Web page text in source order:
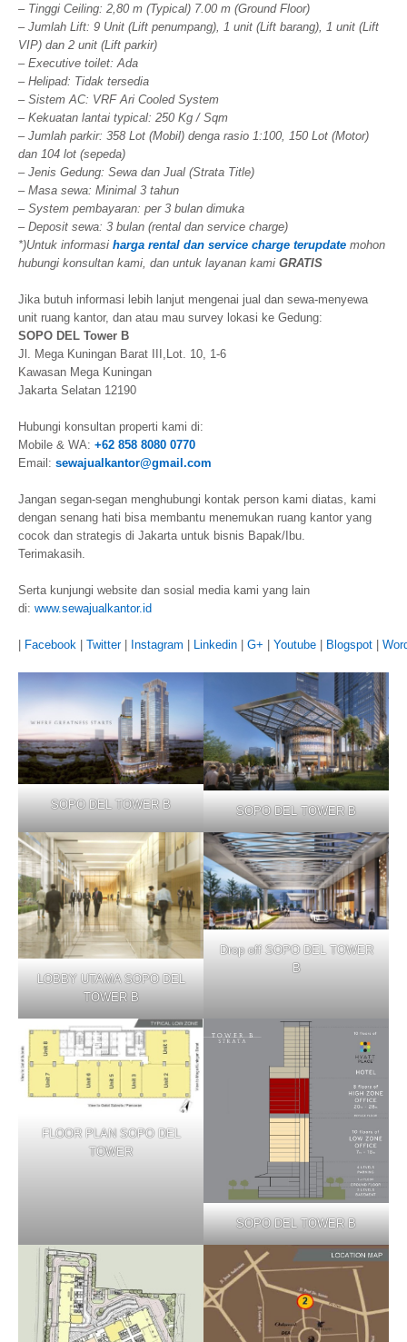
– Tinggi Ceiling: 2,80 m (Typical) 7.00 m (Ground Floor)
– Jumlah Lift: 9 Unit (Lift penumpang), 1 unit (Lift barang), 1 unit (Lift
VIP) dan 2 unit (Lift parkir)
– Executive toilet: Ada
– Helipad: Tidak tersedia
– Sistem AC: VRF Ari Cooled System
– Kekuatan lantai typical: 250 Kg / Sqm
– Jumlah parkir: 358 Lot (Mobil) denga rasio 1:100, 150 Lot (Motor)
dan 104 lot (sepeda)
– Jenis Gedung: Sewa dan Jual (Strata Title)
– Masa sewa: Minimal 3 tahun
– System pembayaran: per 3 bulan dimuka
– Deposit sewa: 3 bulan (rental dan service charge)
*)Untuk informasi harga rental dan service charge terupdate mohon
hubungi konsultan kami, dan untuk layanan kami GRATIS
Jika butuh informasi lebih lanjut mengenai jual dan sewa-menyewa
unit ruang kantor, dan atau mau survey lokasi ke Gedung:
SOPO DEL Tower B
Jl. Mega Kuningan Barat III,Lot. 10, 1-6
Kawasan Mega Kuningan
Jakarta Selatan 12190
Hubungi konsultan properti kami di:
Mobile & WA: +62 858 8080 0770
Email: sewajualkantor@gmail.com
Jangan segan-segan menghubungi kontak person kami diatas, kami
dengan senang hati bisa membantu menemukan ruang kantor yang
cocok dan strategis di Jakarta untuk bisnis Bapak/Ibu.
Terimakasih.
Serta kunjungi website dan sosial media kami yang lain
di: www.sewajualkantor.id
Facebook Twitter| Instagram Linkedin G+ Youtube Blogspot
SOPO DEL TOWER B SOPO DEL TOWER B
LOBBY UTAMA SOPO DEL
TOWER B
Drop off SOPO DEL TOWER
B
FLOOR PLAN SOPO DEL
TOWER
SOPO DEL TOWER B